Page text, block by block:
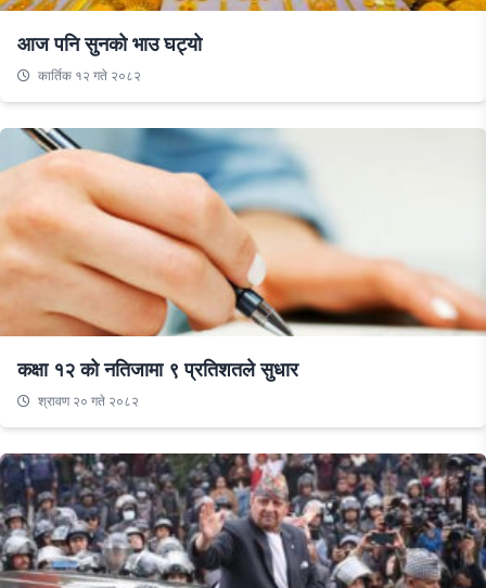
आज पनि सुनको भाउ घट्यो
कार्तिक १२ गते २०८२
कक्षा १२ को नतिजामा ९ प्रतिशतले सुधार
श्रावण २० गते २०८२